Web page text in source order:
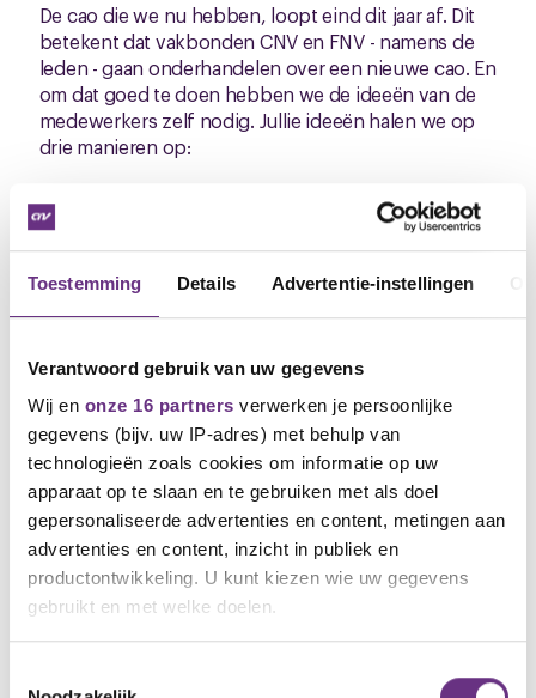
Toestemming Details Advertentie-instellingen
Verantwoord gebruik van uw gegevens
Wij en onze 16 partners verwerken je persoonlijke
gegevens (bijv. uw IP-adres) met behulp van
technologieën zoals cookies om informatie op uw
apparaat op te slaan en te gebruiken met als doel
gepersonaliseerde advertenties en content, metingen aan
advertenties en content, inzicht in publiek en
productontwikkeling. U kunt kiezen wie uw gegevens
gebruikt en met welke doelen.
De cao die we nu hebben, loopt eind dit jaar af. Dit
betekent dat vakbonden CNV en FNV - namens de
leden - gaan onderhandelen over een nieuwe cao. En
om dat goed te doen hebben we de ideeën van de
medewerkers zelf nodig. Jullie ideeën halen we op
drie manieren op:
we regelmatig contact mee hebben. Wil je als
kaderlid bijdragen aan de onderhandelingen, laat
het me weten.
onderhandelaars Sietske Smit (FNV) en Erik
Honkoop (CNV) spreken over de
arbeidsvoorwaarden in de Doe-Het-Zelf-winkels.
Deze spreekuren zijn online en je kunt ze
bijwonen via de volgende links (zet ze in je
agenda):
20 juli om 9.30 uur
27 juli om 13.00 uur
3 augustus om 20.00 uur